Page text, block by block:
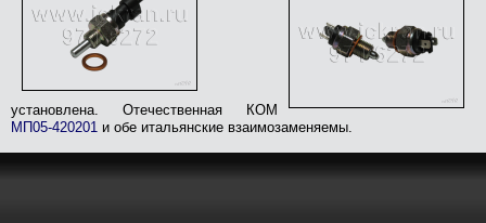
установлена. Отечественная КОМ
МП05-420201 и обе итальянские взаимозаменяемы.